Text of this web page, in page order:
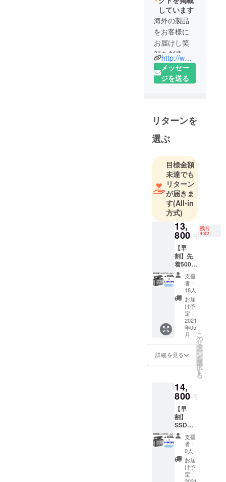
しています
海外の製品
をお客様に
お届けし笑
顔を創造す
るのが私た
ちの会社の
い、お客様
にご満足頂
ける商品を
世界中から
探してまい
ります。
特商法表記
事業者の名
称:株式会社
ベルクレー
通信販売に
関する業務
の責任者：
お問い合わ
せ先：キャ
ンプファイ
ヤーの問合
せ先からお
下さい。
http://www.belleclair.co.jp/
メッセー
ジを送る
リターンを
選ぶ
目標金額
未達でも
リターン
が届きま
す(All-in
方式)
13,
800 円
残り
482
【早
割】先
着500名
様限定
SSD交
換可
能！
ドッキ
ングス
テー
ション
IZELL2
302 1
台 限定
500 個
13800
限定
500
セット
13800
円(税込)
【超早
割】先
着500名
様限定
販売予
定価格
1台税込
支援
者：
18人
お届
け予
定：
2021
年05
月
詳細を見る
こ
の
リ
タ
ー
ン
を
選
択
す
る
14,
800 円
【早
割】
SSD交
換可
能！
ドッキ
ングス
テー
ション
支援
者：
0人
お届
け予
定：